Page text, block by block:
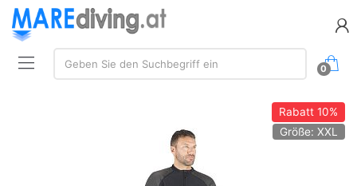
Suchen:
Geben Sie den Suchbegriff ein
0
Rabatt10%
Größe: XXL